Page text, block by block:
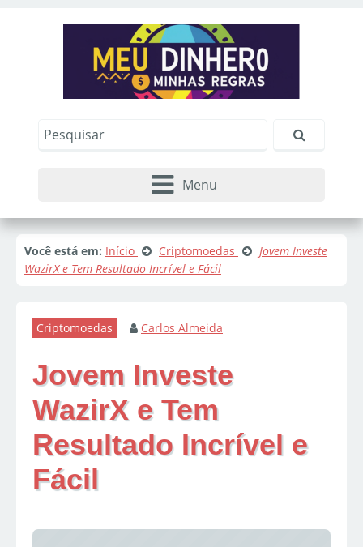
Menu
Você está em: Início Criptomoedas
Jovem Investe
WazirX e Tem Resultado Incrível e Fácil
Criptomoedas Carlos Almeida
Jovem Investe
WazirX e Tem
Resultado Incrível e
Fácil